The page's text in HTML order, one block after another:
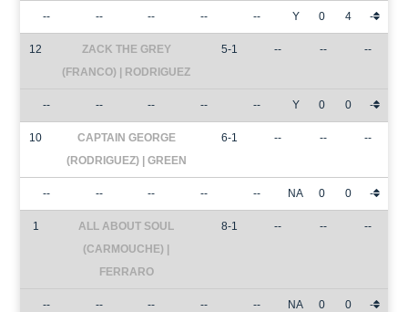
-- -- -- -- -- Y 0 4 -
12
ZACK THE GREY
(FRANCO) | RODRIGUEZ
5-1 -- -- --
-- -- -- -- -- Y 0 0 -
10
CAPTAIN GEORGE
(RODRIGUEZ) | GREEN
6-1 -- -- --
-- -- -- -- -- NA 0 0 -
1
ALL ABOUT SOUL
(CARMOUCHE) |
FERRARO
8-1 -- -- --
-- -- -- -- -- NA 0 0 -